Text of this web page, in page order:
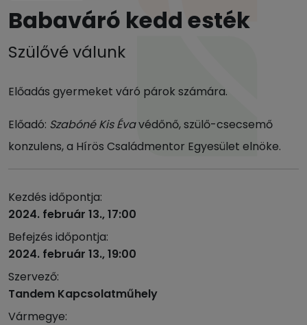
Babaváró kedd esték
Szülővé válunk
Előadás gyermeket váró párok számára.
Előadó: Szabóné Kis Évavédőnő, szülő-csecsemő
konzulens, a Hírös Családmentor Egyesület elnöke.
Kezdés időpontja:
2024. február 13., 17:00
Befejzés időpontja:
2024. február 13., 19:00
Szervező:
Tandem Kapcsolatműhely
Vármegye: